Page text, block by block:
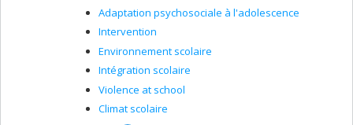
Adaptation psychosociale à l'adolescence
Intervention
Environnement scolaire
Intégration scolaire
Violence at school
Climat scolaire